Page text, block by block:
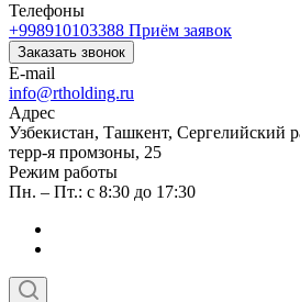
Телефоны
+998910103388 Приём заявок
Заказать звонок
E-mail
info@rtholding.ru
Адрес
Узбекистан, Ташкент, Сергелийский
терр-я промзоны, 25
Режим работы
Пн. – Пт.: с 8:30 до 17:30